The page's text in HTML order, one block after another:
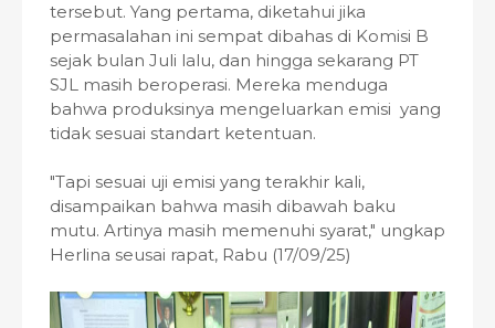
tersebut. Yang pertama, diketahui jika
permasalahan ini sempat dibahas di Komisi B
sejak bulan Juli lalu, dan hingga sekarang PT
SJL masih beroperasi. Mereka menduga
bahwa produksinya mengeluarkan emisi yang
tidak sesuai standart ketentuan.
"Tapi sesuai uji emisi yang terakhir kali,
disampaikan bahwa masih dibawah baku
mutu. Artinya masih memenuhi syarat," ungkap
Herlina seusai rapat, Rabu (17/09/25)